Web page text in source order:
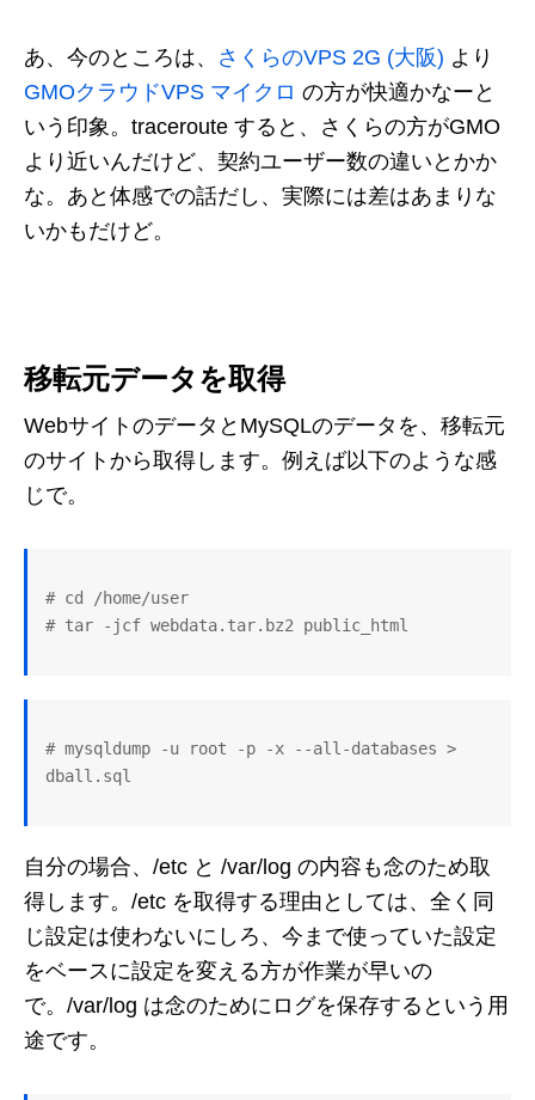
あ、今のところは、 さくらのVPS 2G (大阪) より
GMOクラウドVPS マイクロ の方が快適かなーと
いう印象。traceroute すると、さくらの方がGMO
より近いんだけど、契約ユーザー数の違いとかか
な。あと体感での話だし、実際には差はあまりな
いかもだけど。
移転元データを取得
WebサイトのデータとMySQLのデータを、移転元
のサイトから取得します。例えば以下のような感
じで。
# cd /home/user
# mysqldump -u root -p -x --all-databases >
自分の場合、/etc と /var/log の内容も念のため取
得します。/etc を取得する理由としては、全く同
じ設定は使わないにしろ、今まで使っていた設定
をベースに設定を変える方が作業が早いの
で。/var/log は念のためにログを保存するという用
途です。